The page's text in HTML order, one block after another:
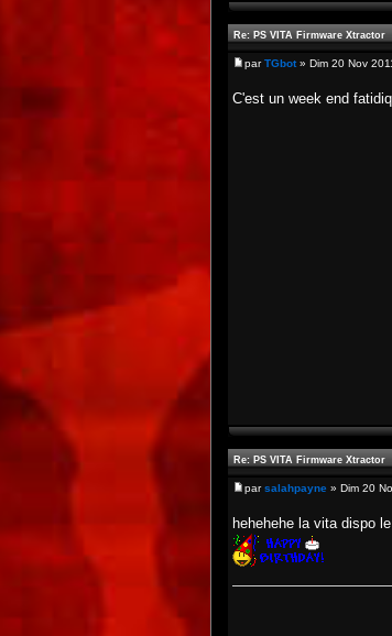
Re: PS VITA Firmware Xtractor
parTGbot» Dim 20 Nov
C'est un week end
Re: PS VITA Firmware Xtractor
parsalahpayne » Dim 20
hehehehe la vita dispo